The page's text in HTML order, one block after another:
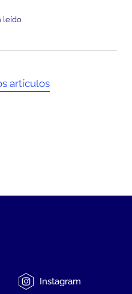
leído
artículos
Instagram